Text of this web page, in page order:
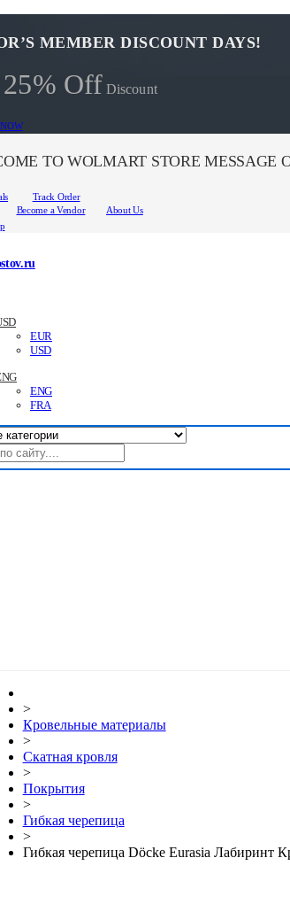
MEMBER DISCOUNT DAYS!
25% Off Discount
TO WOLMART STORE MESSAGE
Track Order
Become a Vendor
About Us
EUR
USD
ENG
FRA
>
Кровельные материалы
>
Скатная кровля
>
Покрытия
>
Гибкая черепица
>
Гибкая черепица Döcke Eurasia Лабиринт